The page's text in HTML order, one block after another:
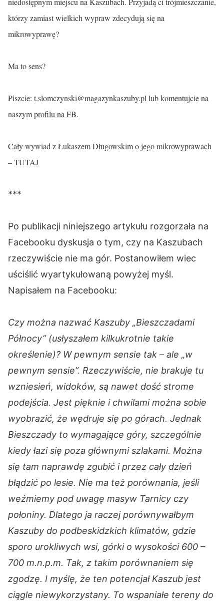
którzy zamiast wielkich wypraw zdecydują się na
mikrowyprawę?
Ma to sens?
Piszcie: t.slomczynski@magazynkaszuby.pl lub komentujcie na
naszymprofilu na FB.
Cały wywiad z Łukaszem Długowskim o jego mikrowyprawach
–TUTAJ
***
Po publikacji niniejszego artykułu rozgorzała na
Facebooku dyskusja o tym, czy na Kaszubach
rzeczywiście nie ma gór. Postanowiłem wiec
uściślić wyartykułowaną powyżej myśl.
Napisałem na Facebooku:
Czy można nazwać Kaszuby „Bieszczadami
Północy” (usłyszałem kilkukrotnie takie
określenie)? W pewnym sensie tak – ale „w
pewnym sensie”. Rzeczywiście, nie brakuje tu
wzniesień, widoków, są nawet dość strome
podejścia. Jest pięknie i chwilami można sobie
wyobrazić, że wędruje się po górach. Jednak
Bieszczady to wymagające góry, szczególnie
kiedy łazi się poza głównymi szlakami. Można
się tam naprawdę zgubić i przez cały dzień
błądzić po lesie. Nie ma też porównania, jeśli
weźmiemy pod uwagę masyw Tarnicy czy
połoniny. Dlatego ja raczej porównywałbym
Kaszuby do podbeskidzkich klimatów, gdzie
sporo urokliwych wsi, górki o wysokości 600 –
700 m.n.p.m. Tak, z takim porównaniem się
zgodzę. I myślę, że ten potencjał Kaszub jest
ciągle niewykorzystany. To wspaniałe tereny do